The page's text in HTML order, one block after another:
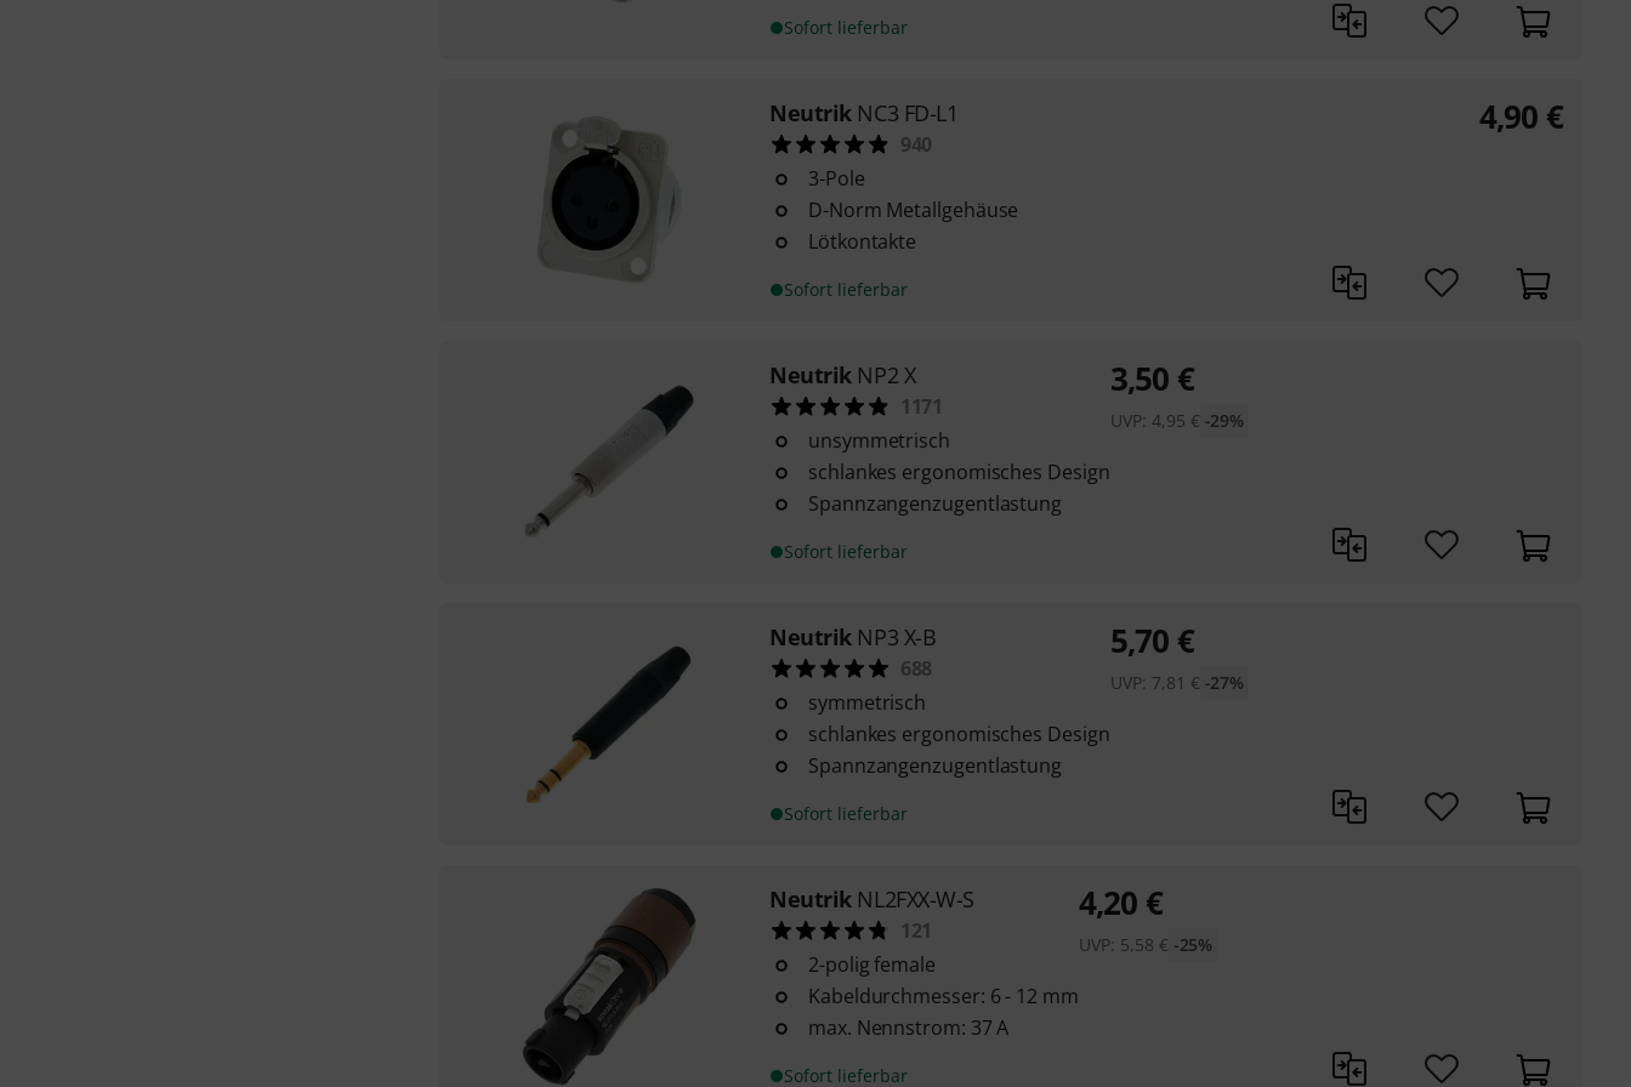
Sofort lieferbar
Neutrik NC3 FD-L1
940
3-Pole
D-Norm Metallgehäuse
Lötkontakte
Sofort lieferbar
4,90 €
Neutrik NP2 X
1171
unsymmetrisch
schlankes ergonomisches Design
Spannzangenzugentlastung
Sofort lieferbar
3,50 €
UVP: 4,95 € -29%
Neutrik NP3 X-B
688
symmetrisch
schlankes ergonomisches Design
Spannzangenzugentlastung
Sofort lieferbar
5,70 €
UVP: 7,81 € -27%
Neutrik NL2FXX-W-S
121
2-polig female
Kabeldurchmesser: 6 - 12 mm
max. Nennstrom: 37 A
Sofort lieferbar
4,20 €
UVP: 5,58 € -25%